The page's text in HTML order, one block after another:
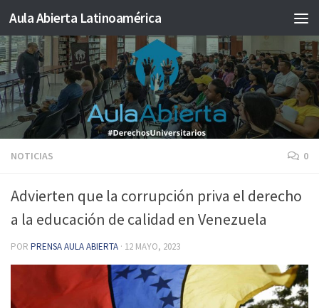
Saltar al contenido
Aula Abierta Latinoamérica
NOTICIAS 0
Advierten que la corrupción priva el derecho
a la educación de calidad en Venezuela
POR PRENSA AULA ABIERTA · 12 MAYO, 2023